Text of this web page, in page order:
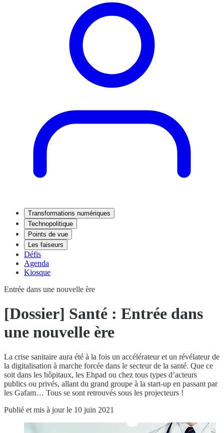
Transformations numériques
Technopolitique
Points de vue
Les faiseurs
Défis
Agenda
Kiosque
Entrée dans une nouvelle ère
[Dossier] Santé : Entrée dans
une nouvelle ère
La crise sanitaire aura été à la fois un accélérateur et un révélateur de
la digitalisation à marche forcée dans le secteur de la santé. Que ce
soit dans les hôpitaux, les Ehpad ou chez tous types d’acteurs
publics ou privés, allant du grand groupe à la start-up en passant par
les Gafam… Tous se sont retrouvés sous les projecteurs !
Publié et mis à jour le 10 juin 2021